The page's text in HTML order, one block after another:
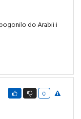
do Arabii i
0